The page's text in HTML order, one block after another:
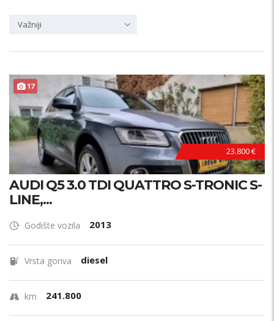
Važniji
17
23.800 €
AUDI Q5 3.0 TDI QUATTRO S-TRONIC S-
LINE,...
Godište vozila 2013
Vrsta goriva diesel
km 241.800